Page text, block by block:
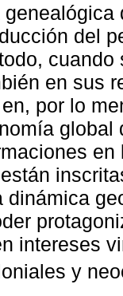
del
en sus
por lo
dinámica
intereses
y